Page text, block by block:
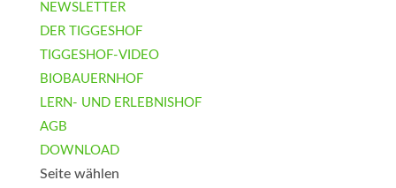
NEWSLETTER
DER TIGGESHOF
TIGGESHOF-VIDEO
BIOBAUERNHOF
LERN- UND ERLEBNISHOF
AGB
DOWNLOAD
Seite wählen